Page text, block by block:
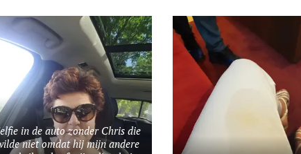
in de auto zonder Chris die
niet omdat hij mijn andere